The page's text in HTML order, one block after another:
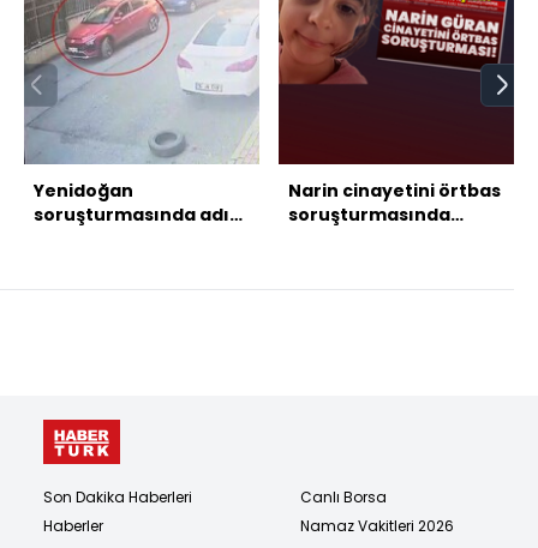
Yenidoğan
soruşturmasında adı
ortaya çıktı
Narin cinayetini örtbas
soruşturmasında
Son Dakika Haberleri
Haberler
Canlı Borsa
Namaz Vakitleri 2026